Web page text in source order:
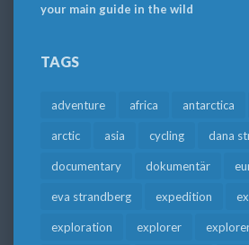
your main guide in the wild
TAGS
adventure africa antarctica
arctic asia cycling dana
documentary dokumentär
eva strandberg expedition
exploration explorer